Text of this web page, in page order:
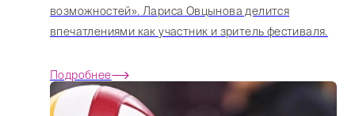
возможностей». Лариса Овцынова делится
впечатлениями как участник и зритель фестиваля.
Подробнее